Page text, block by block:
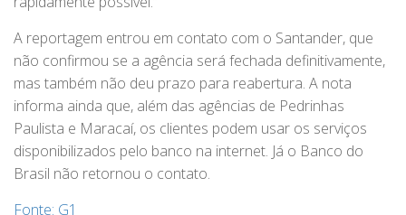
A reportagem entrou em contato com o Santander, que
não confirmou se a agência será fechada definitivamente,
mas também não deu prazo para reabertura. A nota
informa ainda que, além das agências de Pedrinhas
Paulista e Maracaí, os clientes podem usar os serviços
disponibilizados pelo banco na internet. Já o Banco do
Brasil não retornou o contato.
Fonte: G1